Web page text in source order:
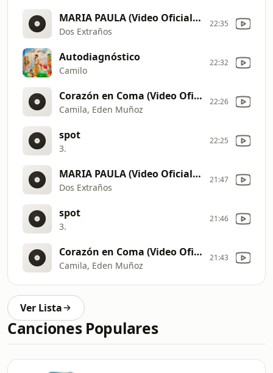
MARIA PAULA (Video Oficial) (256 kbps)
Dos Extraños
22:35
Autodiagnóstico
Camilo
22:32
Corazón en Coma (Video Oficial)
Camila, Eden Muñoz
22:26
spot
3.
22:25
MARIA PAULA (Video Oficial) (256 kbps)
Dos Extraños
21:47
spot
3.
21:46
Corazón en Coma (Video Oficial)
Camila, Eden Muñoz
21:43
Ver Lista
Canciones Populares